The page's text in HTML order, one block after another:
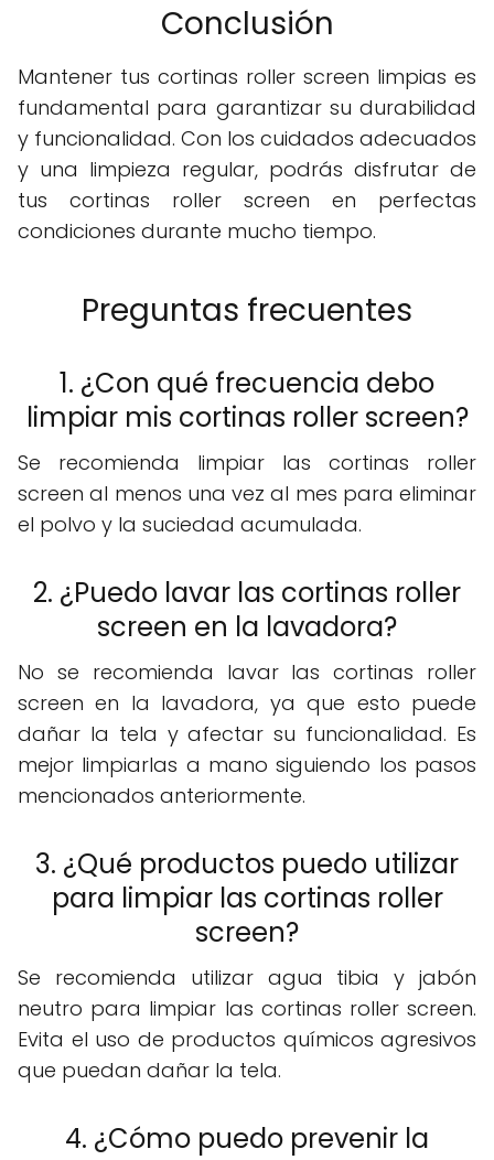
Conclusión
Mantener tus cortinas roller screen limpias es
fundamental para garantizar su durabilidad
y funcionalidad. Con los cuidados adecuados
y una limpieza regular, podrás disfrutar de
tus cortinas roller screen en perfectas
condiciones durante mucho tiempo.
Preguntas frecuentes
1. ¿Con qué frecuencia debo
limpiar mis cortinas roller screen?
Se recomienda limpiar las cortinas roller
screen al menos una vez al mes para eliminar
el polvo y la suciedad acumulada.
2. ¿Puedo lavar las cortinas roller
screen en la lavadora?
No se recomienda lavar las cortinas roller
screen en la lavadora, ya que esto puede
dañar la tela y afectar su funcionalidad. Es
mejor limpiarlas a mano siguiendo los pasos
mencionados anteriormente.
3. ¿Qué productos puedo utilizar
para limpiar las cortinas roller
screen?
Se recomienda utilizar agua tibia y jabón
neutro para limpiar las cortinas roller screen.
Evita el uso de productos químicos agresivos
que puedan dañar la tela.
4. ¿Cómo puedo prevenir la